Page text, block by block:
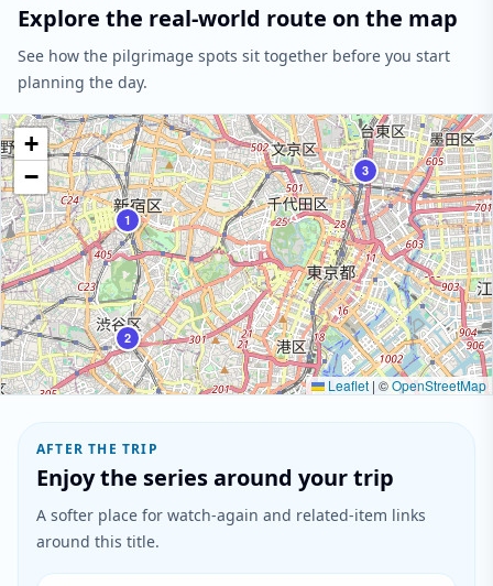
Explore the real-world route on the map
See how the pilgrimage spots sit together before you start
planning the day.
1
2
3
+
−
Leaflet | ©OpenStreetMap
AFTER THE TRIP
Enjoy the series around your trip
A softer place for watch-again and related-item links
around this title.